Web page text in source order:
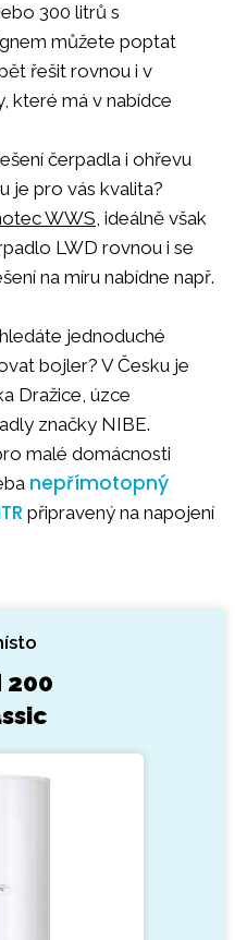
300 litrů s
můžete poptat
řešit rovnou i v
které má v nabídce
čerpadla i ohřevu
je pro vás kvalita?
WWS, ideálně však
LWD rovnou i se
na míru nabídne např.
jednoduché
bojler? V Česku je
Dražice, úzce
značky NIBE.
malé domácnosti
nepřímotopný
připravený na napojení
200